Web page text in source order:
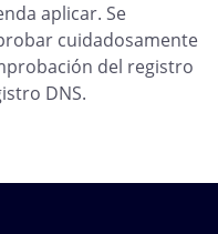
aplicar. Se
cuidadosamente
del registro
DNS.